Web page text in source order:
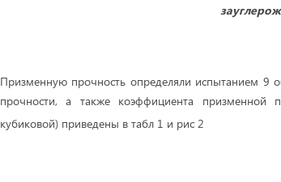
Призменную прочность определяли испытанием 9
прочности, а также коэффициента призменной
кубиковой) приведены в табл 1 и рис 2